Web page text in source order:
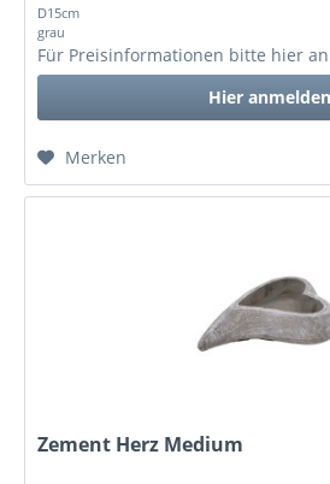
D15cm
grau
Für Preisinformationen bitte hier
Hier anmelden
Merken
Zement Herz Medium